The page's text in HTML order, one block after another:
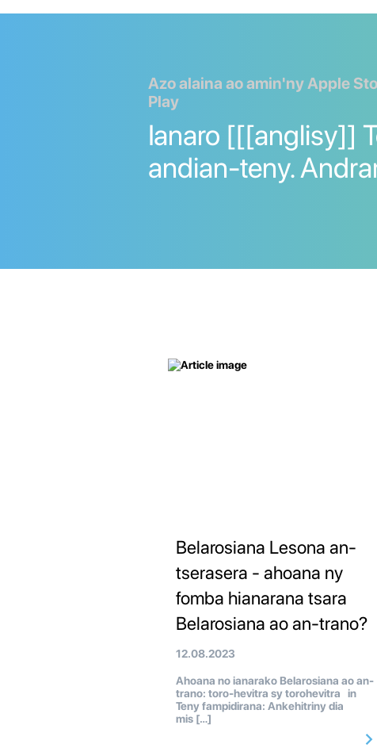
Azo alaina ao amin'ny Apple
Play
Ianaro [[[anglisy]]
andian-teny.
Belarosiana Lesona an-
tserasera - ahoana ny
fomba hianarana tsara
Belarosiana ao an-trano?
12.08.2023
Ahoana no ianarako Belarosiana ao an-
trano: toro-hevitra sy torohevitra in
Teny fampidirana: Ankehitriny dia
mis […]